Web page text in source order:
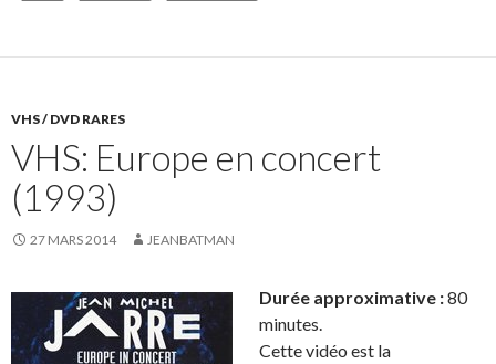
VHS / DVD RARES
VHS: Europe en concert
(1993)
27 MARS 2014 JEANBATMAN
Durée approximative :80
minutes.
Cette vidéo est la